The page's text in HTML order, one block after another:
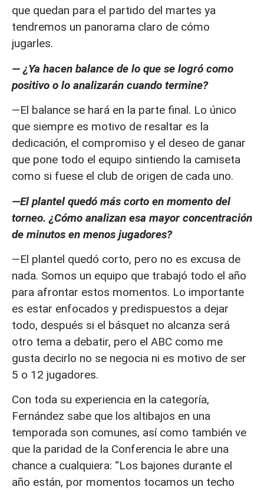
que quedan para el partido del martes ya
tendremos un panorama claro de cómo
jugarles.
— ¿Ya hacen balance de lo que se logró como
positivo o lo analizarán cuando termine?
—El balance se hará en la parte final. Lo único
que siempre es motivo de resaltar es la
dedicación, el compromiso y el deseo de ganar
que pone todo el equipo sintiendo la camiseta
como si fuese el club de origen de cada uno.
—El plantel quedó más corto en momento del
torneo. ¿Cómo analizan esa mayor concentración
de minutos en menos jugadores?
—El plantel quedó corto, pero no es excusa de
nada. Somos un equipo que trabajó todo el año
para afrontar estos momentos. Lo importante
es estar enfocados y predispuestos a dejar
todo, después si el básquet no alcanza será
otro tema a debatir, pero el ABC como me
gusta decirlo no se negocia ni es motivo de ser
5 o 12 jugadores.
Con toda su experiencia en la categoría,
Fernández sabe que los altibajos en una
temporada son comunes, así como también ve
que la paridad de la Conferencia le abre una
chance a cualquiera: “Los bajones durante el
año están, por momentos tocamos un techo